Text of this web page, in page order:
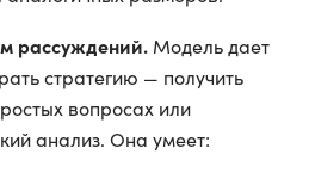
рассуждений. Модель дает
стратегию — получить
вопросах или
анализ. Она умеет: